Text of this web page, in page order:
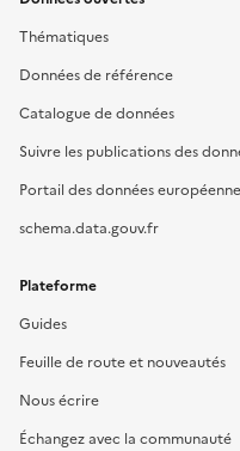
Thématiques
Données de référence
Catalogue de données
Suivre les publications des
Portail des données
schema.data.gouv.fr
Plateforme
Guides
Feuille de route et nouveautés
Nous écrire
Échangez avec la communauté